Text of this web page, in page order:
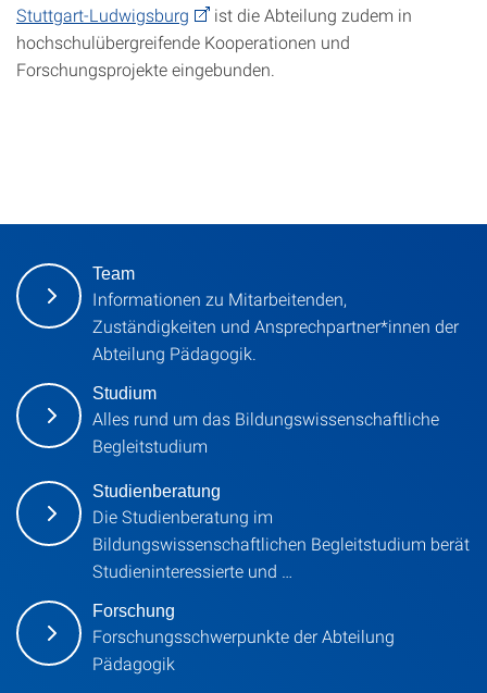
Stuttgart-Ludwigsburg
ist die Abteilung zudem in
hochschulübergreifende Kooperationen und
Forschungsprojekte eingebunden.
Team
Informationen zu Mitarbeitenden,
Zuständigkeiten und Ansprechpartner*innen der
Abteilung Pädagogik.
Studium
Alles rund um das Bildungswissenschaftliche
Begleitstudium
Studienberatung
Die Studienberatung im
Bildungswissenschaftlichen Begleitstudium berät
Studieninteressierte und …
Forschung
Forschungsschwerpunkte der Abteilung
Pädagogik